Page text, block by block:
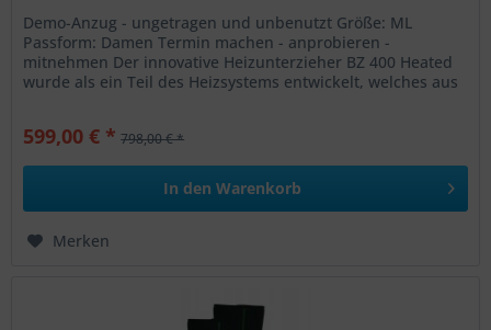
Demo-Anzug - ungetragen und unbenutzt Größe: ML
Passform: Damen Termin machen - anprobieren -
mitnehmen Der innovative Heizunterzieher BZ 400 Heated
wurde als ein Teil des Heizsystems entwickelt, welches aus
599,00 € * 798,00 € *
In den Warenkorb
Merken